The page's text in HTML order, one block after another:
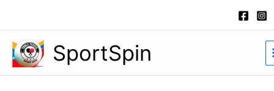
contenido
SportSpin